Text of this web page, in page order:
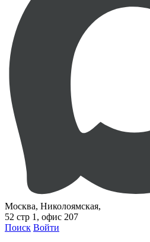
Москва, Николоямская,
52 стр 1, офис 207
Поиск Войти